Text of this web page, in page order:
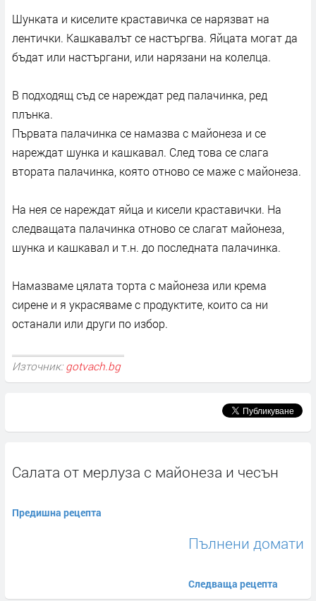
Шунката и киселите краставичка се нарязват на
лентички. Кашкавалът се настъргва. Яйцата могат да
бъдат или настъргани, или нарязани на колелца.
В подходящ съд се нареждат ред палачинка, ред
плънка.
Първата палачинка се намазва с майонеза и се
нареждат шунка и кашкавал. След това се слага
втората палачинка, която отново се маже с майонеза.
На нея се нареждат яйца и кисели краставички. На
следващата палачинка отново се слагат майонеза,
шунка и кашкавал и т.н. до последната палачинка.
Намазваме цялата торта с майонеза или крема
сирене и я украсяваме с продуктите, които са ни
останали или други по избор.
Източник: gotvach.bg
Салата от мерлуза с майонеза и чесън
Предишна рецепта
Пълнени домати
Следваща рецепта